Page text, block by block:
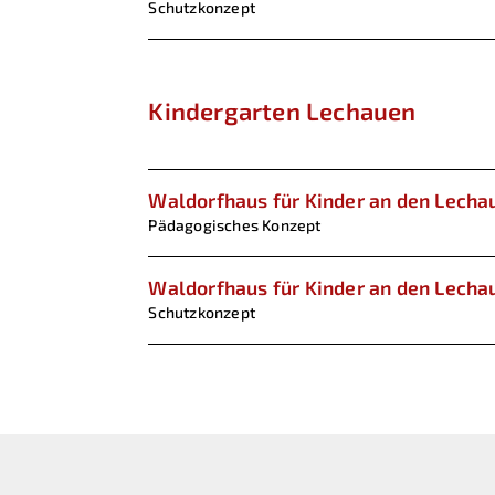
Schutzkonzept
Kindergarten Lechauen
Waldorfhaus für Kinder an den
Pädagogisches Konzept
Waldorfhaus für Kinder an den
Schutzkonzept